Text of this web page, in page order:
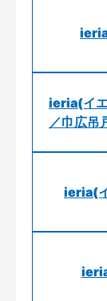
ieria(イエ
／巾広吊
ieria(